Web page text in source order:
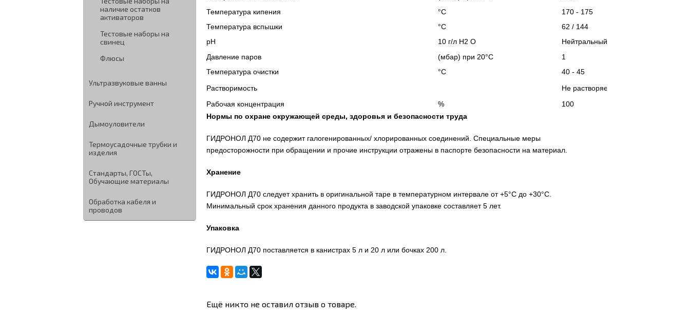
наличие остатков
активаторов
Тестовые наборы на
свинец
Флюсы
Ультразвуковые ванны
Ручной инструмент
Дымоуловители
Термоусадочные трубки и
изделия
Стандарты, ГОСТы,
Обучающие материалы
Обработка кабеля и
проводов
Температура кипения
°C
170 - 175
Температура вспышки
°C
62 / 144
pH
10 г/л H2 O
Нейтральный
Давление паров
(мбар) при 20°C
1
Температура очистки
°C
40 - 45
Растворимость
Не растворяется
Рабочая концентрация
%
100
Нормы по охране окружающей среды, здоровья и безопасности труда
ГИДРОНОЛ Д70 не содержит галогенированных/ хлорированных соединений. Специальные меры
предосторожности при обращении и прочие инструкции отражены в паспорте безопасности на материал.
Хранение
ГИДРОНОЛ Д70 следует хранить в оригинальной таре в температурном интервале от +5°C до +30°C.
Минимальный срок хранения данного продукта в заводской упаковке составляет 5 лет.
Упаковка
ГИДРОНОЛ Д70 поставляется в канистрах 5 л и 20 л или бочках 200 л.
Ещё никто не оставил отзыв о товаре.